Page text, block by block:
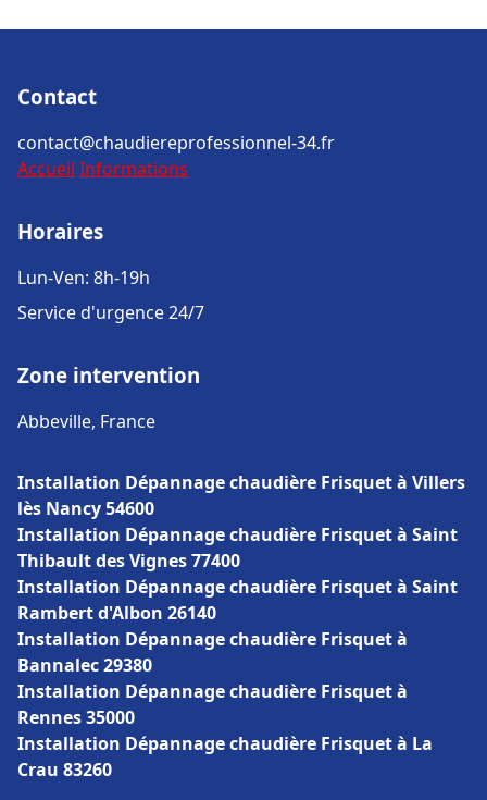
Contact
contact@chaudiereprofessionnel-34.fr
Accueil Informations
Horaires
Lun-Ven: 8h-19h
Service d'urgence 24/7
Zone intervention
Abbeville, France
Installation Dépannage chaudière Frisquet à Villers
lès Nancy 54600
Installation Dépannage chaudière Frisquet à Saint
Thibault des Vignes 77400
Installation Dépannage chaudière Frisquet à Saint
Rambert d'Albon 26140
Installation Dépannage chaudière Frisquet à
Bannalec 29380
Installation Dépannage chaudière Frisquet à
Rennes 35000
Installation Dépannage chaudière Frisquet à La
Crau 83260